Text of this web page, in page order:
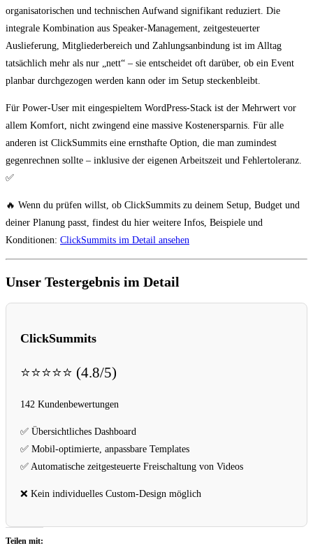
organisatorischen und technischen Aufwand signifikant reduziert. Die
integrale Kombination aus Speaker-Management, zeitgesteuerter
Auslieferung, Mitgliederbereich und Zahlungsanbindung ist im Alltag
tatsächlich mehr als nur „nett“ – sie entscheidet oft darüber, ob ein Event
planbar durchgezogen werden kann oder im Setup steckenbleibt.
Für Power-User mit eingespieltem WordPress-Stack ist der Mehrwert vor
allem Komfort, nicht zwingend eine massive Kostenersparnis. Für alle
anderen ist ClickSummits eine ernsthafte Option, die man zumindest
gegenrechnen sollte – inklusive der eigenen Arbeitszeit und Fehlertoleranz.
✅
🔥 Wenn du prüfen willst, ob ClickSummits zu deinem Setup, Budget und
deiner Planung passt, findest du hier weitere Infos, Beispiele und
Konditionen: ClickSummits im Detail ansehen
Unser Testergebnis im Detail
ClickSummits
⭐⭐⭐⭐⭐ (4.8/5)
142 Kundenbewertungen
✅ Übersichtliches Dashboard
✅ Mobil-optimierte, anpassbare Templates
✅ Automatische zeitgesteuerte Freischaltung von Videos
❌ Kein individuelles Custom-Design möglich
Teilen mit: